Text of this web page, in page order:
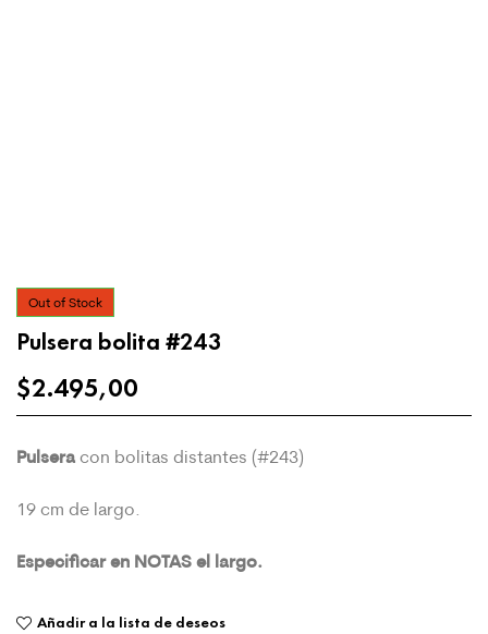
Out of Stock
Pulsera bolita #243
$2.495,00
Pulsera con bolitas distantes (#243)
19 cm de largo.
Especificar en NOTAS el largo.
Añadir a la lista de deseos